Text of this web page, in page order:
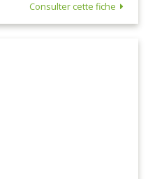
Consulter cette fiche